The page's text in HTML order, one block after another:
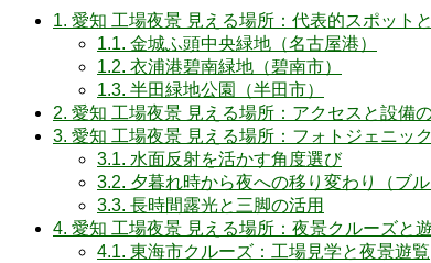
1. 愛知 工場夜景 見える場所：代表的スポット
1.1. 金城ふ頭中央緑地（名古屋港）
1.2. 衣浦港碧南緑地（碧南市）
1.3. 半田緑地公園（半田市）
2. 愛知 工場夜景 見える場所：アクセスと設備
3. 愛知 工場夜景 見える場所：フォトジェニッ
3.1. 水面反射を活かす角度選び
3.2. 夕暮れ時から夜への移り変わり（ブ
3.3. 長時間露光と三脚の活用
4. 愛知 工場夜景 見える場所：夜景クルーズと
4.1. 東海市クルーズ：工場見学と夜景遊覧